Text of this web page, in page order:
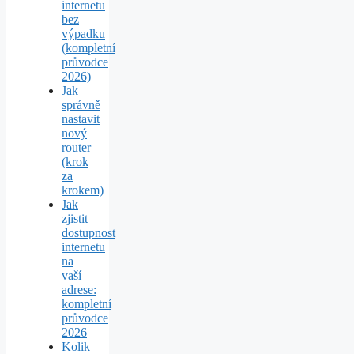
internetu
bez
výpadku
(kompletní
průvodce
2026)
Jak
správně
nastavit
nový
router
(krok
za
krokem)
Jak
zjistit
dostupnost
internetu
na
vaší
adrese:
kompletní
průvodce
2026
Kolik